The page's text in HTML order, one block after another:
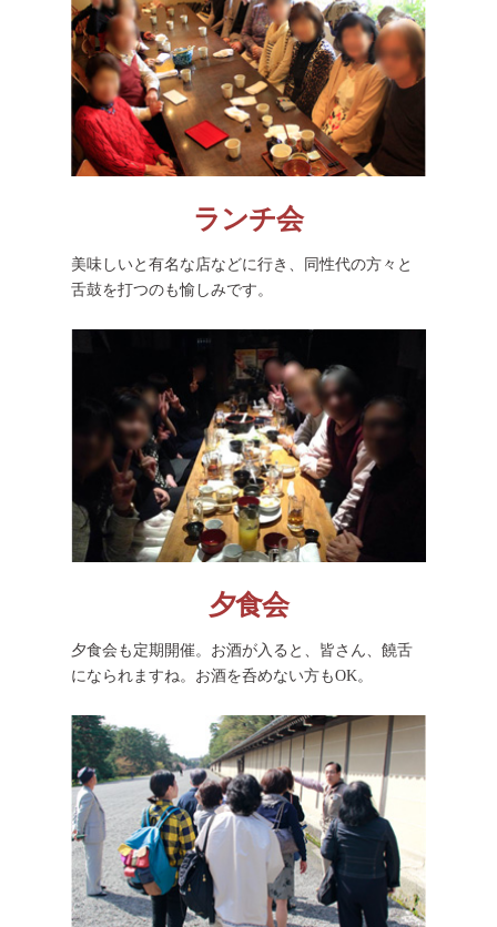
ランチ会
美味しいと有名な店などに行き、同性代の方々と
舌鼓を打つのも愉しみです。
夕食会
夕食会も定期開催。お酒が入ると、皆さん、饒舌
になられますね。お酒を呑めない方もOK。